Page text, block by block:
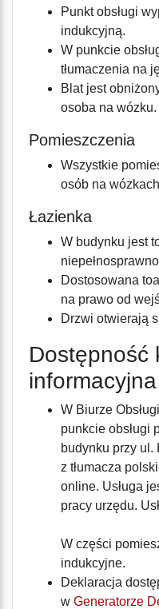
Punkt obsługi
indukcyjną.
W punkcie
tłumaczenia na
Blat jest
osoba na wózku.
Pomieszczenia
Wszystkie
osób na
Łazienka
W budynku jest
Dostosowana
na prawo od
Drzwi otwierają
Dostępność
informacyjna
W Biurze
punkcie obsługi
budynku przy
z tłumacza
online. Usługa
pracy urzędu.
W części
indukcyjne.
Deklaracja
w Generatorze